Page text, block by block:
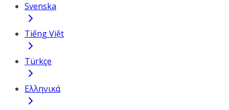
Svenska
Tiếng Việt
Türkçe
Ελληνικά